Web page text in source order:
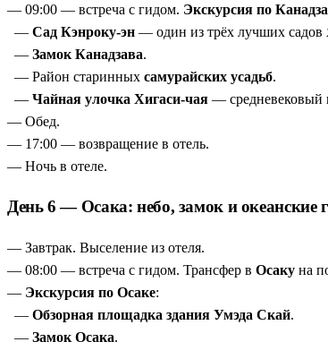
— 09:00 — встреча с гидом. Экскурсия по
— Сад Кэнроку-эн — один из трёх лучших
— Замок Канадзава.
— Район старинных самурайских усадьб.
— Чайная улочка Хигаси-чая — средневековый
— Обед.
— 17:00 — возвращение в отель.
— Ночь в отеле.
День 6 — Осака: небо, замок и океанские
— Завтрак. Выселение из отеля.
— 08:00 — встреча с гидом. Трансфер в Осаку на
— Экскурсия по Осаке:
— Обзорная площадка здания Умэда Скай.
— Замок Осака.